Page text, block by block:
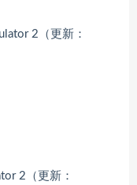
2（更新：